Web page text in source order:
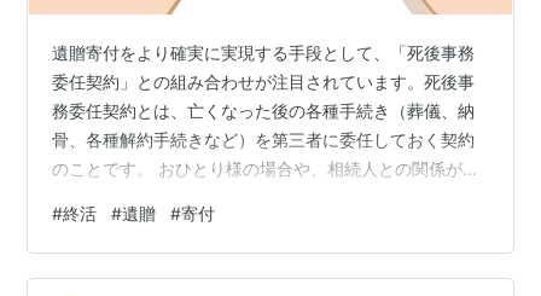
遺贈寄付をより確実に実現する手段として、「死後事務
委任契約」との組み合わせが注目されています。死後事
務委任契約とは、亡くなった後の各種手続き（葬儀、納
骨、各種解約手続きなど）を第三者に委任しておく契約
のことです。 おひとり様の場合や、相続人との関係が希
があります。そこで、死後事務委任契約により信頼でき
る受任者を定めておくことで、遺言執行者と連携しなが
ら寄付の実現までスムーズに進めることが可能となりま
#終活 #遺贈 #寄付